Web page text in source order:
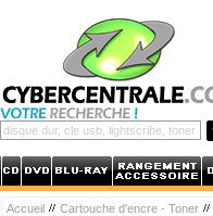
Accueil Cartouche d'encre - Toner